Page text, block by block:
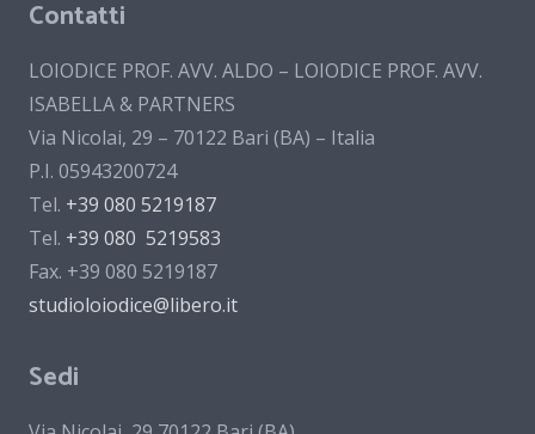
Contatti
LOIODICE PROF. AVV. ALDO – LOIODICE PROF. AVV.
ISABELLA & PARTNERS
Via Nicolai, 29 – 70122 Bari (BA) – Italia
P.I. 05943200724
Tel. +39 080 5219187
Tel. +39 080 5219583
Fax. +39 080 5219187
studioloiodice@libero.it
Sedi